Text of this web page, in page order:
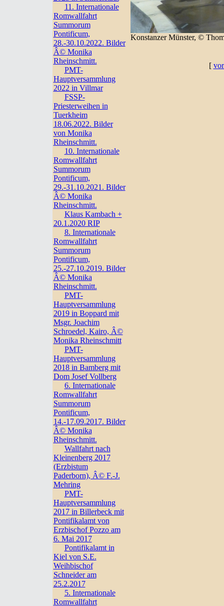
11. Internationale
Romwallfahrt
Summorum
Pontificum,
28.-30.10.2022. Bilder
Â© Monika
Rheinschmitt.
PMT-
Hauptversammlung
2022 in Villmar
FSSP-
Priesterweihen in
Tuerkheim
18.06.2022. Bilder
von Monika
Rheinschmitt.
10. Internationale
Romwallfahrt
Summorum
Pontificum,
29.-31.10.2021. Bilder
Â© Monika
Rheinschmitt.
Klaus Kambach +
20.1.2020 RIP
8. Internationale
Romwallfahrt
Summorum
Pontificum,
25.-27.10.2019. Bilder
Â© Monika
Rheinschmitt.
PMT-
Hauptversammlung
2019 in Boppard mit
Msgr. Joachim
Schroedel, Kairo, Â©
Monika Rheinschmitt
PMT-
Hauptversammlung
2018 in Bamberg mit
Dom Josef Vollberg
6. Internationale
Romwallfahrt
Summorum
Pontificum,
14.-17.09.2017. Bilder
Â© Monika
Rheinschmitt.
Wallfahrt nach
Kleinenberg 2017
(Erzbistum
Paderborn), Â© F.-J.
Mehring
PMT-
Hauptversammlung
2017 in Billerbeck mit
Pontifikalamt von
Erzbischof Pozzo am
6. Mai 2017
Pontifikalamt in
Kiel von S.E.
Weihbischof
Schneider am
25.2.2017
5. Internationale
Romwallfahrt
Konstanzer Münster, ©
[